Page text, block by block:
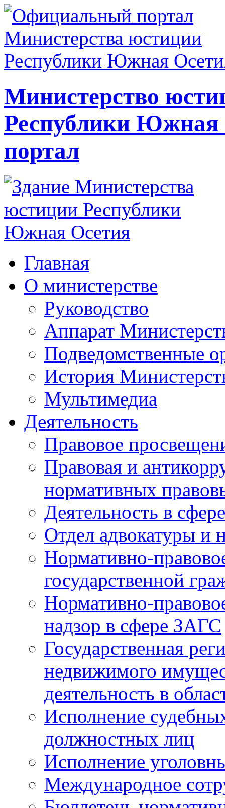
Министерство
Республики
портал
Главная
О министерстве
Руководство
Аппарат
Подведомственные
История
Мультимедиа
Деятельность
Правовое
Правовая и
нормативных
Деятельность в
Отдел адвокатуры и
Нормативно-
государственной
Нормативно-
надзор в сфере ЗАГС
Государственная
недвижимого
деятельность в
Исполнение
должностных лиц
Исполнение
Международное